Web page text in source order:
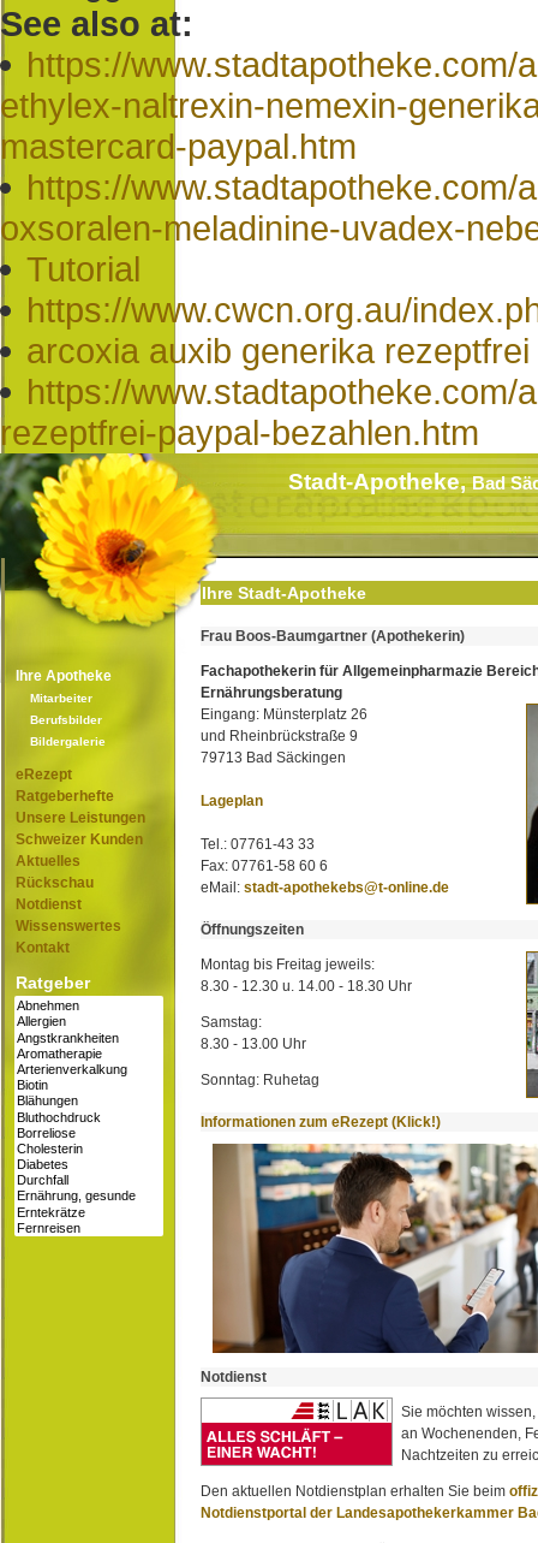
See also at:
https://
ethylex-naltrexin-nemexin-
mastercard-paypal.htm
https://
oxsoralen-meladinine-uvadex-
Tutorial
https://www.cwcn.org.au/
arcoxia auxib generika
https://
rezeptfrei-paypal-bezahlen.htm
Stadt-Apotheke,Bad
Ihre Apotheke
Mitarbeiter
Berufsbilder
Bildergalerie
eRezept
Ratgeberhefte
Unsere Leistungen
Schweizer Kunden
Aktuelles
Rückschau
Notdienst
Wissenswertes
Kontakt
Ratgeber
Ihre Stadt-Apotheke
Frau Boos-Baumgartner (Apothekerin)
Fachapothekerin für Allgemeinpharmazie
Ernährungsberatung
Eingang: Münsterplatz 26
und Rheinbrückstraße 9
79713 Bad Säckingen
Lageplan
Tel.: 07761-43 33
Fax: 07761-58 60 6
eMail: stadt-apothekebs@t-online.de
Öffnungszeiten
Montag bis Freitag jeweils:
8.30 - 12.30 u. 14.00 - 18.30 Uhr
Samstag:
8.30 - 13.00 Uhr
Sonntag: Ruhetag
Informationen zum eRezept (Klick!)
Notdienst
Sie möchten
an Wochenenden,
Nachtzeiten zu
Den aktuellen Notdienstplan erhalten Sie beim
Notdienstportal der Landesapothekerkammer